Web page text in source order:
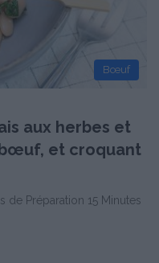
Bœuf
aux herbes et
et croquant
de Préparation 15 Minutes